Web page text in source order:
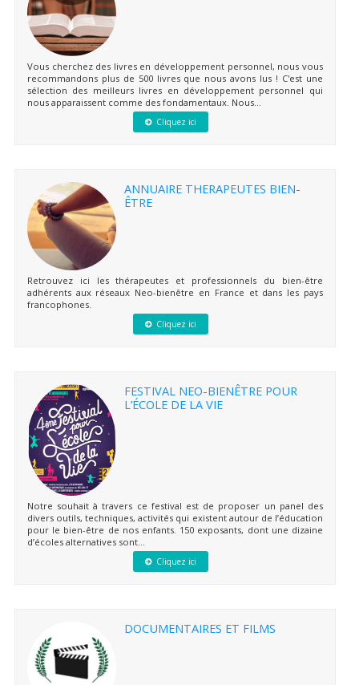
Vous cherchez des livres en développement personnel, nous vous
recommandons plus de 500 livres que nous avons lus ! C'est une
sélection des meilleurs livres en développement personnel qui
nous apparaissent comme des fondamentaux. Nous...
Cliquez ici
ANNUAIRE THERAPEUTES BIEN-
ÊTRE
Retrouvez ici les thérapeutes et professionnels du bien-être
adhérents aux réseaux Neo-bienêtre en France et dans les pays
francophones.
Cliquez ici
FESTIVAL NEO-BIENÊTRE POUR
L’ÉCOLE DE LA VIE
Notre souhait à travers ce festival est de proposer un panel des
divers outils, techniques, activités qui existent autour de l’éducation
pour le bien-être de nos enfants. 150 exposants, dont une dizaine
d’écoles alternatives sont...
Cliquez ici
DOCUMENTAIRES ET FILMS